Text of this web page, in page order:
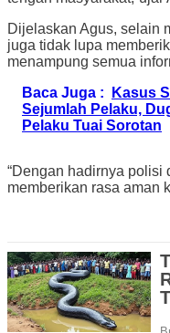
Dijelaskan Agus, selain
juga tidak lupa
menampung semua
Baca Juga :
Kasus
Sejumlah Pelaku,
Pelaku Tuai Sorotan
“Dengan hadirnya polisi
memberikan rasa aman